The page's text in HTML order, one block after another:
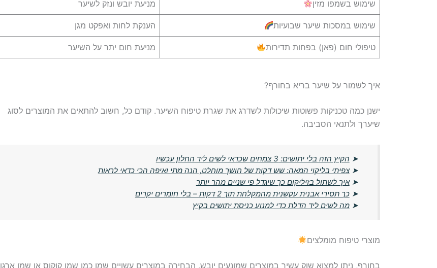
שימוש בשמפו מזין מניעת יובש ונזק לשיער
שימוש במסכות שיער שבועיות הענקת לחות ואפקט מגן
טיפולי חום (פאן) בפחות תדירות מניעת חום יתר על השיער
איך לשמור על שיער בריא בחורף?
ישנן כמה טכניקות פשוטות שיכולות לשדרג את שגרת טיפוח השיער. קודם כל, חשוב להתאים את המוצרים לסוג
שיערך ולתנאי הסביבה.
➤ הקיץ הזה בלי יתושים: 3 צמחים שכדאי לשים ליד החלון עכשיו
➤צפיתי בליקוי המאה: שש דקות של חושך מוחלט, הנה מתי ואיפה הכי כדאי לראות
➤איך לשתול בזיליקום כך שיגדל פי שניים מהר יותר
➤כך תסירי אבנית עקשנית מהמקלחת תוך 2 דקות – בלי חומרים יקרים
➤מה לשים ליד הדלת כדי למנוע כניסת יתושים בקיץ
מוצרי טיפוח מומלצים
בחורף, ניתן למצוא שוק עשיר במוצרים שמונעים יובש. הבחירה במוצרים עשויים שמן כמו שמן קוקוס או שמן ארגן